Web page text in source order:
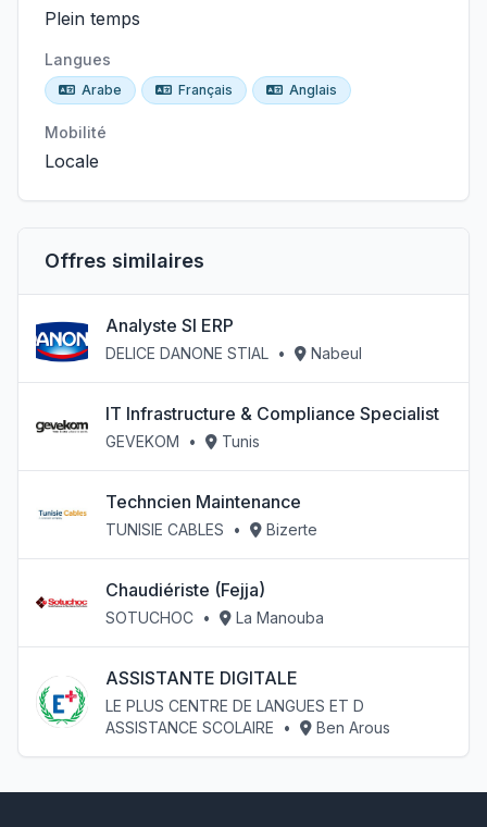
Plein temps
Langues
Arabe Français Anglais
Mobilité
Locale
Offres similaires
Analyste SI ERP
DELICE DANONE STIAL • Nabeul
IT Infrastructure & Compliance Specialist
GEVEKOM • Tunis
Techncien Maintenance
TUNISIE CABLES • Bizerte
Chaudiériste (Fejja)
SOTUCHOC • La Manouba
ASSISTANTE DIGITALE
LE PLUS CENTRE DE LANGUES ET D
ASSISTANCE SCOLAIRE
• Ben Arous